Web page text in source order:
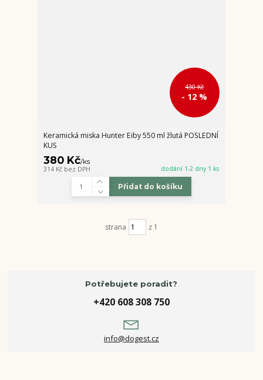
430 Kč
- 12 %
Keramická miska Hunter Eiby 550 ml žlutá POSLEDNÍ
KUS
380 Kč/ks
314 Kč bez DPH dodání 1-2 dny 1 ks
Přidat do košíku
strana z 1
Potřebujete poradit?
+420 608 308 750
info@dogest.cz